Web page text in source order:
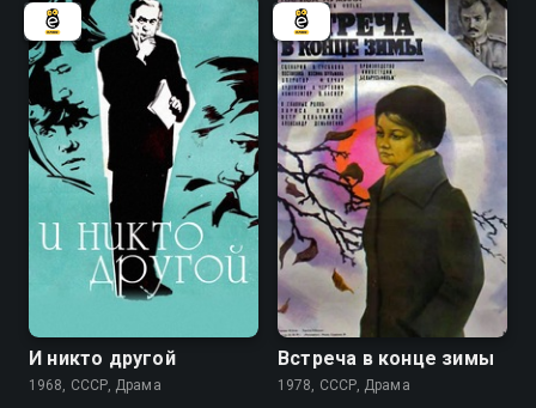
И никто другой
1968, СССР, Драма
6.8
Встреча в конце зимы
1978, СССР, Драма